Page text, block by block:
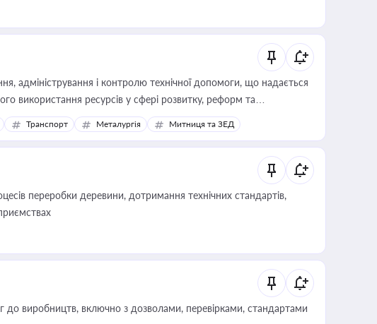
адміністрування і контролю технічної допомоги, що надається
використання ресурсів у сфері розвитку, реформ та
Транспорт Металургія Митниця та ЗЕД
переробки деревини, дотримання технічних стандартів,
до виробництв, включно з дозволами, перевірками, стандартами